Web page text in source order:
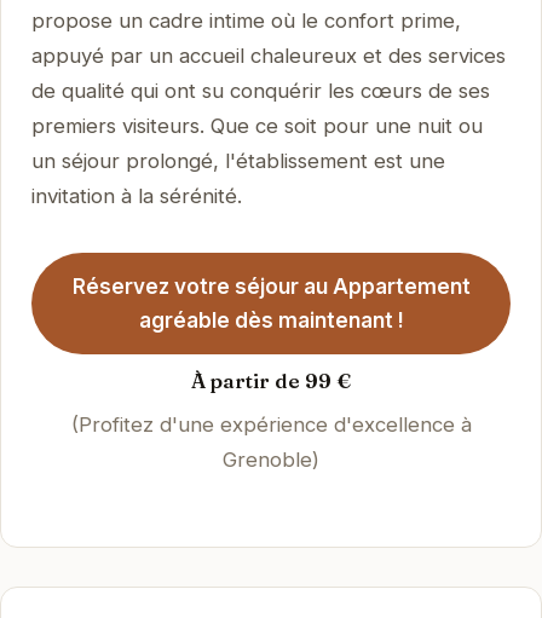
propose un cadre intime où le confort prime,
appuyé par un accueil chaleureux et des services
de qualité qui ont su conquérir les cœurs de ses
premiers visiteurs. Que ce soit pour une nuit ou
un séjour prolongé, l'établissement est une
invitation à la sérénité.
Réservez votre séjour au Appartement
agréable dès maintenant !
À partir de 99 €
(Profitez d'une expérience d'excellence à
Grenoble)